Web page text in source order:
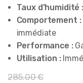
Taux d’humidité :
Comportement :
immédiate
Performance :
Utilisation :
285.00€